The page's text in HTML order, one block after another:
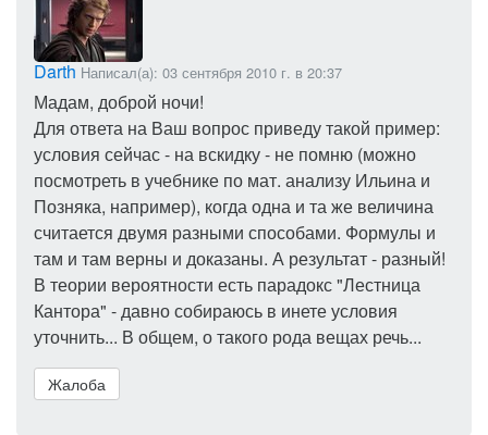
Darth Написал(а): 03 сентября 2010 г. в 20:37
Мадам, доброй ночи!
Для ответа на Ваш вопрос приведу такой пример:
условия сейчас - на вскидку - не помню (можно
посмотреть в учебнике по мат. анализу Ильина и
Позняка, например), когда одна и та же величина
считается двумя разными способами. Формулы и
там и там верны и доказаны. А результат - разный!
В теории вероятности есть парадокс "Лестница
Кантора" - давно собираюсь в инете условия
уточнить... В общем, о такого рода вещах речь...
Жалоба